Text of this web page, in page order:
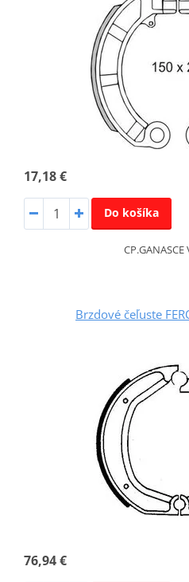
17,18 €
Do košíka
CP.GANASCE
Brzdové čeľuste
76,94 €